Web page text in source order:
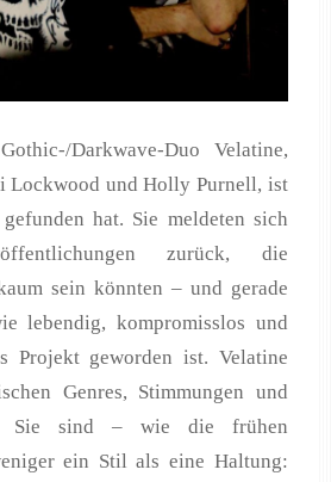
Darkwave‑Duo Velatine,
Lockwood und Holly Purnell, ist
hat. Sie meldeten sich
zurück, die
sein könnten – und gerade
lebendig, kompromisslos und
Projekt geworden ist. Velatine
Genres, Stimmungen und
Sie sind – wie die frühen
ein Stil als eine Haltung: